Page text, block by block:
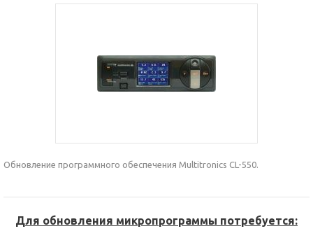
Обновление программного обеспечения Multitronics CL-550.
Для обновления микропрограммы потребуется: